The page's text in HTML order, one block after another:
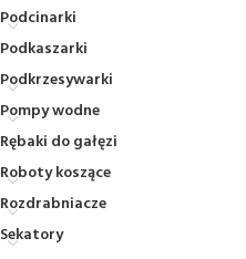
Podcinarki
Podkaszarki
Podkrzesywarki
Pompy wodne
Rębaki do gałęzi
Roboty koszące
Rozdrabniacze
Sekatory